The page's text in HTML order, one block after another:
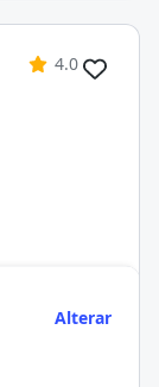
4.0
Alterar